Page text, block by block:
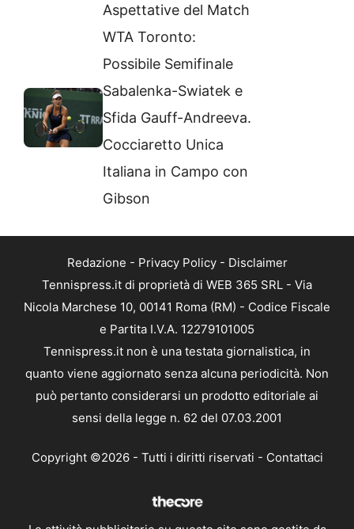
Aspettative del Match
WTA Toronto:
Possibile Semifinale
Sabalenka-Swiatek e
Sfida Gauff-Andreeva.
Cocciaretto Unica
Italiana in Campo con
Gibson
Redazione - Privacy Policy- Disclaimer
Tennispress.it di proprietà di WEB 365 SRL - Via
Nicola Marchese 10, 00141 Roma (RM) - Codice Fiscale
e Partita I.V.A. 12279101005
Tennispress.it non è una testata giornalistica, in
quanto viene aggiornato senza alcuna periodicità. Non
può pertanto considerarsi un prodotto editoriale ai
sensi della legge n. 62 del 07.03.2001
Copyright ©2026 - Tutti i diritti riservati - Contattaci